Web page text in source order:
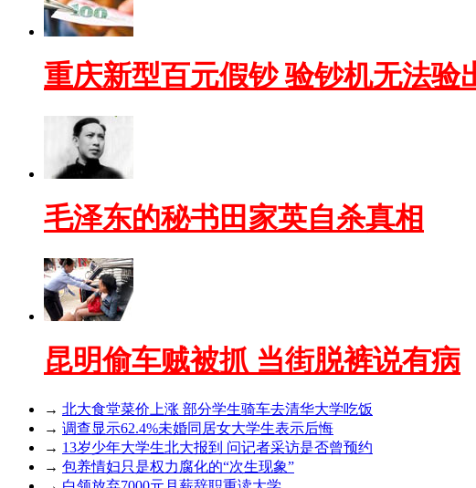
重庆新型百元假钞 验钞机无法验
毛泽东的秘书田家英自杀真相
昆明偷车贼被抓 当街脱裤说有病
→ 北大食堂菜价上涨 部分学生骑车去清华大学吃饭
→ 调查显示62.4%未婚同居女大学生表示后悔
→ 13岁少年大学生北大报到 问记者采访是否曾预约
→ 包养情妇只是权力腐化的“次生现象”